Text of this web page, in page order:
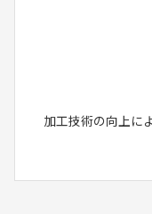
加工技術の向上に